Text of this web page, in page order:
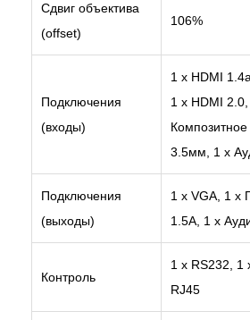
Сдвиг объектива
(offset)
106%
Подключения
(входы)
1 x HDMI
1 x HDMI
3.5мм, 1 x
Подключения
(выходы)
1 x VGA, 1 x
1.5A, 1 x
Контроль
1 x RS232, 1
RJ45